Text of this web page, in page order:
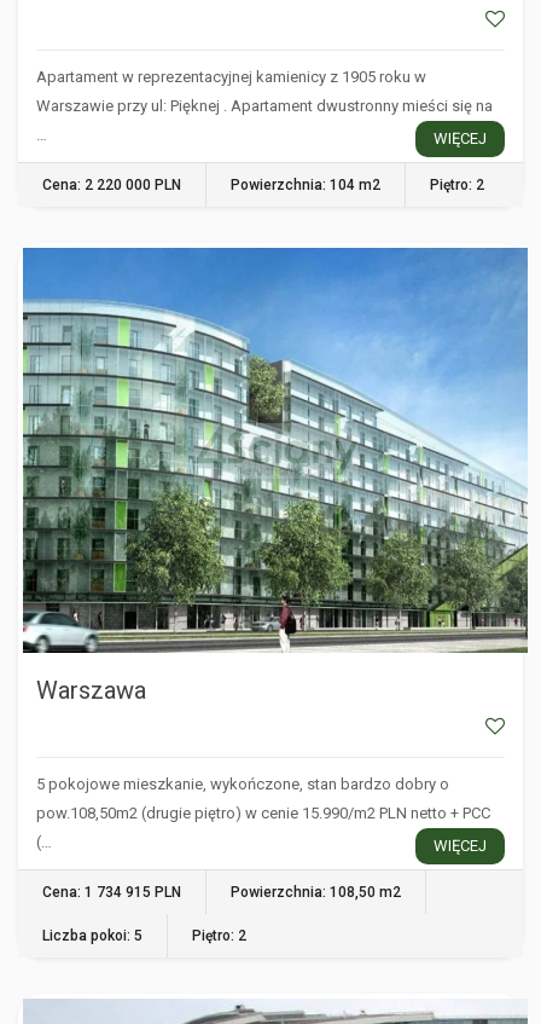
Apartament w reprezentacyjnej kamienicy z 1905 roku w
Warszawie przy ul: Pięknej . Apartament dwustronny mieści się na
…
WIĘCEJ
Cena: 2 220 000 PLN Powierzchnia: 104 m2 Piętro: 2
Warszawa
5 pokojowe mieszkanie, wykończone, stan bardzo dobry o
pow.108,50m2 (drugie piętro) w cenie 15.990/m2 PLN netto + PCC
(…
WIĘCEJ
Cena: 1 734 915 PLN Powierzchnia: 108,50 m2
Liczba pokoi: 5 Piętro: 2